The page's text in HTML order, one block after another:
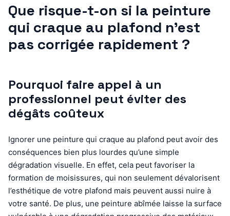
Que risque-t-on si la peinture
qui craque au plafond n’est
pas corrigée rapidement ?
Pourquoi faire appel à un
professionnel peut éviter des
dégâts coûteux
Ignorer une peinture qui craque au plafond peut avoir des
conséquences bien plus lourdes qu’une simple
dégradation visuelle. En effet, cela peut favoriser la
formation de moisissures, qui non seulement dévalorisent
l’esthétique de votre plafond mais peuvent aussi nuire à
votre santé. De plus, une peinture abîmée laisse la surface